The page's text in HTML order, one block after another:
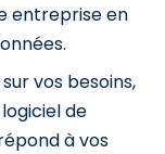
entreprise en
vos besoins,
de
à vos